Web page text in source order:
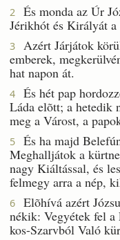
2
És monda az Úr
Jérikhót és Királyát
3
Azért Járjátok
emberek,
hat napon át.
4
És hét pap
Láda elõtt; a hetedik
meg a Várost, a
5
És ha majd
Meghalljátok a
nagy Kiáltással, és
felmegy arra a nép,
6
Elõhívá azért
nékik: Vegyétek fel
kos-Szarvból Való